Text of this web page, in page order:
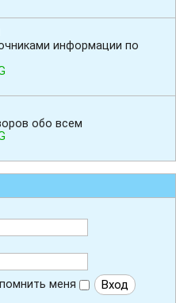
информации по
обо всем
меня